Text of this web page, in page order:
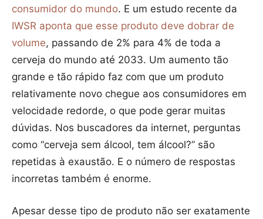
consumidor do mundo. E um estudo recente da
IWSR aponta que esse produto deve dobrar de
volume, passando de 2% para 4% de toda a
cerveja do mundo até 2033. Um aumento tão
grande e tão rápido faz com que um produto
relativamente novo chegue aos consumidores em
velocidade redorde, o que pode gerar muitas
dúvidas. Nos buscadores da internet, perguntas
como “cerveja sem álcool, tem álcool?” são
repetidas à exaustão. E o número de respostas
incorretas também é enorme.
Apesar desse tipo de produto não ser exatamente